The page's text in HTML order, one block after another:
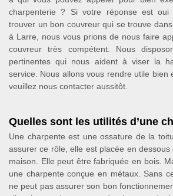
charpenterie ? Si votre réponse est
trouver un bon couvreur qui se trouve dans
à Larre, nous vous prions de nous faire
couvreur très compétent. Nous
pertinentes qui nous aident à viser la
service. Nous allons vous rendre utile bien
veuillez nous contacter aussitôt.
Quelles sont les utilités d’une
Une charpente est une ossature de la
assurer ce rôle, elle est placée en
maison. Elle peut être fabriquée en bois.
une charpente conçue en métaux. Sans
ne peut pas assurer son bon